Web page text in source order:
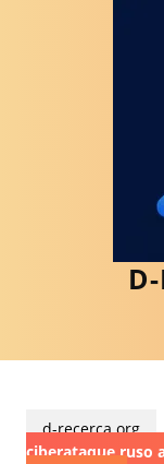
d-recerca.org
ciberataque ruso